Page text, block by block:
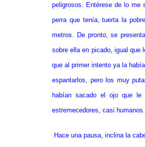
peligrosos. Entérese de lo me
perra que tenía, tuerta la
metros. De pronto, se
sobre ella en picado, igual que
que al primer intento ya la
espantarlos, pero los muy
habían sacado el ojo que
estremecedores, casi humanos.
Hace una pausa, inclina la